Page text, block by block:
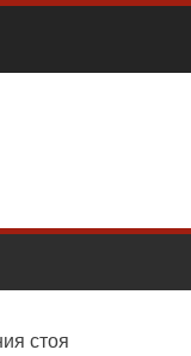
стоя